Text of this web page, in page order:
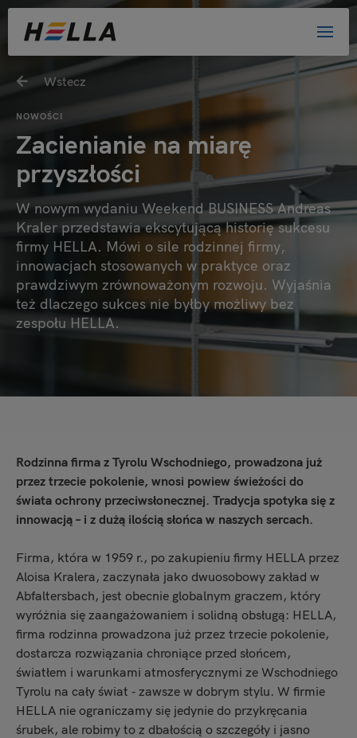
Wstecz
NOWOŚCI
Zacienianie na miarę
przyszłości
W nowym wydaniu Weekend BUSINESS Andreas
Kraler przedstawia ekscytującą historię sukcesu
firmy HELLA. Mówi o sile rodzinnej firmy,
innowacjach stosowanych w praktyce oraz
prawdziwym zrównoważonym rozwoju. Wyjaśnia
też dlaczego sukces nie byłby możliwy bez
zespołu HELLA.
Rodzinna firma z Tyrolu Wschodniego, prowadzona już
przez trzecie pokolenie, wnosi powiew świeżości do
świata ochrony przeciwsłonecznej. Tradycja spotyka się z
innowacją – i z dużą ilością słońca w naszych sercach.
Firma, która w 1959 r., po zakupieniu firmy HELLA przez
Aloisa Kralera, zaczynała jako dwuosobowy zakład w
Abfaltersbach, jest obecnie globalnym graczem, który
wyróżnia się zaangażowaniem i solidną obsługą: HELLA,
firma rodzinna prowadzona już przez trzecie pokolenie,
dostarcza rozwiązania chroniące przed słońcem,
światłem i warunkami atmosferycznymi ze Wschodniego
Tyrolu na cały świat ‑ zawsze w dobrym stylu. W firmie
HELLA nie ograniczamy się jedynie do przykręcania
śrubek, ale robimy to z dbałością o szczegóły i jasno